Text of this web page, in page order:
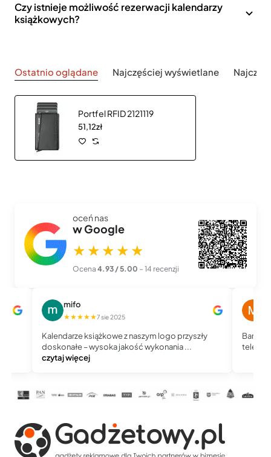
Czy istnieje możliwość rezerwacji kalendarzy
książkowych?
Ostatnio oglądane Najczęściej wyświetlane
Portfel RFID 2121119
51,12zł
oceń nas
w Google
★★★★★
Ocena 4.93 / 5.00 – 14 recenzji
mifo
★★★★★7 sie 2025
Kalendarze książkowe z naszym logo przyszły
doskonałe – wysoka jakość wykonania ...
czytaj więcej
Bardzo